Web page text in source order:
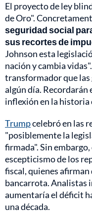
El proyecto de ley
de Oro".
seguridad social
sus recortes de
Johnson esta
nación y cambia
transformador que
algún día. Recordarán
inflexión en la historia
Trumpcelebró en las
"posiblemente la
firmada". Sin
escepticismo de los
fiscal, quienes afirman
bancarrota. Analistas
aumentaría el déficit
una década.